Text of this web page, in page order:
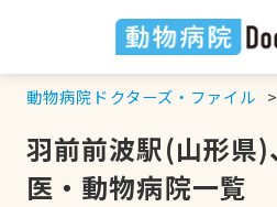
動物病院ドクターズ・ファイル
羽前前波駅(山形県
医・動物病院一覧